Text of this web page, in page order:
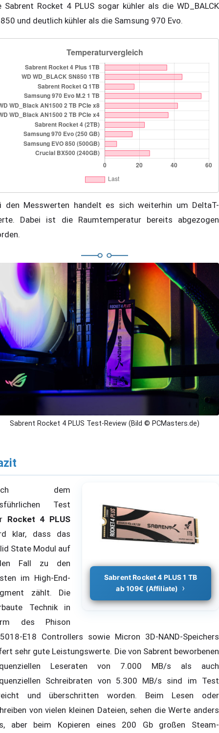
Sabrent Rocket 4 PLUS sogar kühler als die WD_BALCK
und deutlich kühler als die Samsung 970 Evo.
den Messwerten handelt es sich weiterhin um DeltaT-
Dabei ist die Raumtemperatur bereits abgezogen
Sabrent Rocket 4 PLUS Test-Review (Bild © PCMasters.de)
Sabrent Rocket 4 PLUS 1 TB
ab 109€ (Affiliate)
dem
Test
Rocket 4 PLUS
klar, dass das
State Modul auf
Fall zu den
im High-End-
zählt. Die
Technik in
des Phison
E18 Controllers sowie Micron 3D-NAND-Speichers
sehr gute Leistungswerte. Die von Sabrent beworbenen
Leseraten von 7.000 MB/s als auch
Schreibraten von 5.300 MB/s sind im Test
und überschritten worden. Beim Lesen oder
von vielen kleinen Dateien, sehen die Werte anders
aber beim Kopieren eines 200 Gb großen Steam-